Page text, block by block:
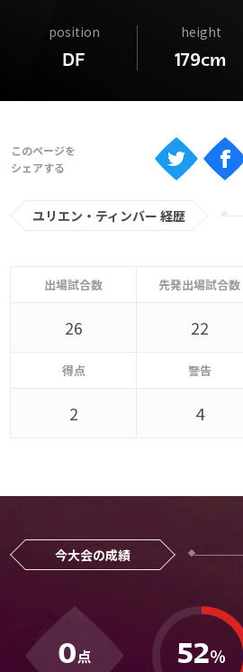
position
DF
height
179cm
ユリエン・ティンバー 経歴
出場試合数
26
先発出場試合数
22
得点
2
警告
4
今大会の成績
0点 52％